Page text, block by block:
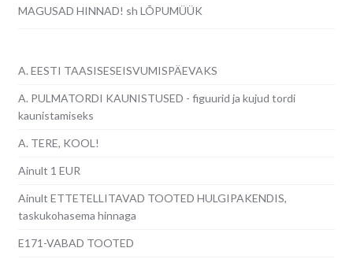
MAGUSAD HINNAD! sh LÕPUMÜÜK
A. EESTI TAASISESEISVUMISPÄEVAKS
A. PULMATORDI KAUNISTUSED - figuurid ja kujud tordi
kaunistamiseks
A. TERE, KOOL!
Ainult 1 EUR
Ainult ETTETELLITAVAD TOOTED HULGIPAKENDIS,
taskukohasema hinnaga
E171-VABAD TOOTED